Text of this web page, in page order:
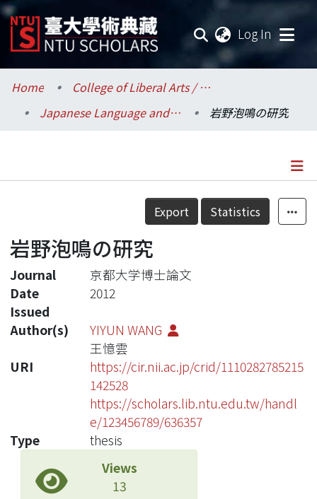
Log In
Communities & Collections
Research Outputs
Statistics
Home
College of Liberal Arts / 文學院
Japanese Language and Literature / 日本語文學系
岩野泡鳴の研究
Details
Export Statistics
岩野泡鳴の研究
Journal
京都大学博士論文
Date
Issued
2012
Author(s)
YIYUN WANG
王憶雲
URI
https://cir.nii.ac.jp/crid/1110282785215
142528
https://scholars.lib.ntu.edu.tw/handl
e/123456789/636357
Type
thesis
Views
13